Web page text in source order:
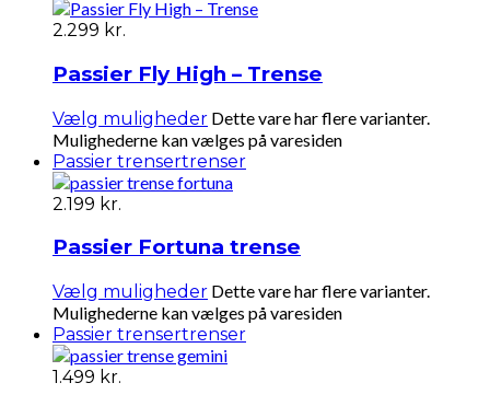
2.299 kr.
Passier Fly High – Trense
Vælg muligheder Dette vare har flere varianter.
Mulighederne kan vælges på varesiden
Passier trensertrenser
2.199 kr.
Passier Fortuna trense
Vælg muligheder Dette vare har flere varianter.
Mulighederne kan vælges på varesiden
Passier trensertrenser
1.499 kr.